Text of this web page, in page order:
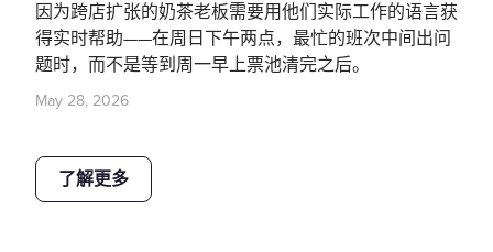
因为跨店扩张的奶茶老板需要用他们实际工作的语言获
得实时帮助——在周日下午两点，最忙的班次中间出问
题时，而不是等到周一早上票池清完之后。
May 28, 2026
了解更多